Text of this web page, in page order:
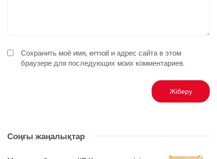
Сохранить моё имя, email и адрес сайта в этом
браузере для последующих моих комментариев.
Соңғы жаңалықтар